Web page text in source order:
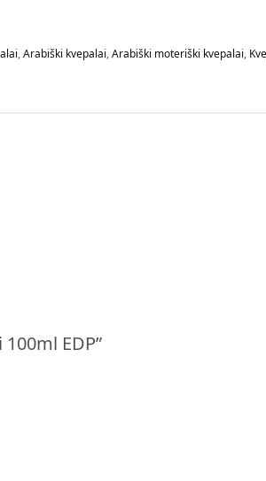
,Arabiški kvepalai,Arabiški moteriški kvepalai,
EDP”